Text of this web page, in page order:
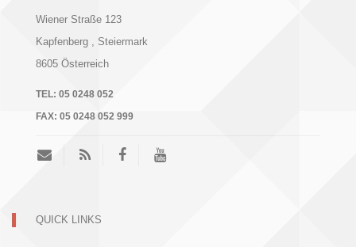
Wiener Straße 123
Kapfenberg
, Steiermark
8605 Österreich
TEL: 05 0248 052
FAX: 05 0248 052 999
QUICK LINKS